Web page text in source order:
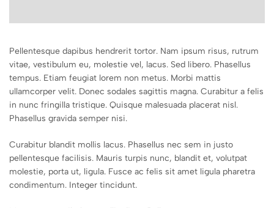
Pellentesque dapibus hendrerit tortor. Nam ipsum risus, rutrum
vitae, vestibulum eu, molestie vel, lacus. Sed libero. Phasellus
tempus. Etiam feugiat lorem non metus. Morbi mattis
ullamcorper velit. Donec sodales sagittis magna. Curabitur a felis
in nunc fringilla tristique. Quisque malesuada placerat nisl.
Phasellus gravida semper nisi.
Curabitur blandit mollis lacus. Phasellus nec sem in justo
pellentesque facilisis. Mauris turpis nunc, blandit et, volutpat
molestie, porta ut, ligula. Fusce ac felis sit amet ligula pharetra
condimentum. Integer tincidunt.